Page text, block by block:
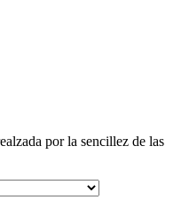
por la sencillez de las